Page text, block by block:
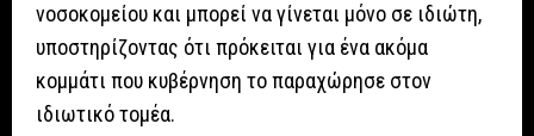
νοσοκομείου και μπορεί να γίνεται μόνο σε ιδιώτη,
υποστηρίζοντας ότι πρόκειται για ένα ακόμα
κομμάτι που κυβέρνηση το παραχώρησε στον
ιδιωτικό τομέα.